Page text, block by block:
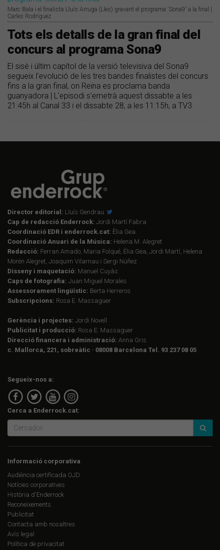
Marc Bala i el finalista Lluís Arruga (Lles) gravant el programa 'Sona9' a la final |
Carles Rodríguez
Tots els detalls de la gran final del
concurs al programa Sona9
El sisè i últim capítol de la versió televisiva del Sona9
segueix l'evolució de les tres bandes finalistes del concurs
fins a la gran final, on Reïna es proclama banda
guanyadora | L'episodi s'emetrà aquest dissabte a les
21:45h al Canal 33 i el dissabte 28, a les 11:15h, a TV3
Director editorial: Lluís Gendrau
Cap de redacció Enderrock: Jordi Martí Fabra
Coordinació EDR i enderrock.cat: Èlia Gea
Coordinació Anuari de la Música: Helena M. Alegret
Redacció: Ferran Amado, Maria Folqué, Èlia Gea, Jordi Martí, Helena
Morén Alegret, Joaquim Vilarnau i Sergi Núñez
Disseny i maquetació: Manuel Cuyàs
Caps de fotografia: Juan Miguel Morales
Assessorament lingüístic: Berta Herreros
Subscripcions: Rosa E. Massaguer
Gerència i projectes: Jordi Novell
Publicitat i producció: Rosa E. Massaguer
Direcció financera i administració: Anna Gris
c. Mallorca, 221, sobreàtic · 08008 Barcelona Tel. 93 237 08 05
Segueix-nos a:
Cerca a Enderrock.cat:
Informació corporativa
Audiència certificada OJD
Notícies corporatives
Història d'Enderrock
Reconeixements
Publicitat
Contacta amb nosaltres
Avís legal
Política de privacitat